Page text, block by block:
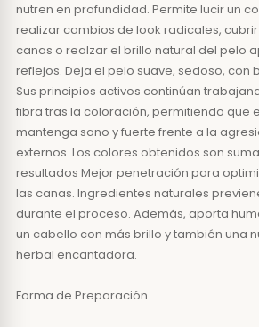
nutren en profundidad. Permite lucir un
realizar cambios de look radicales,
canas o realzar el brillo natural del pelo
reflejos. Deja el pelo suave, sedoso, con
Sus principios activos continúan
fibra tras la coloración, permitiendo que
mantenga sano y fuerte frente a la
externos. Los colores obtenidos son
resultados Mejor penetración para
las canas. Ingredientes naturales
durante el proceso. Además, aporta
un cabello con más brillo y también una
herbal encantadora.
Forma de Preparación